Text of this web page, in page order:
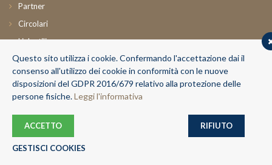
Partner
Circolari
Link utili
News
Contatti
Area riservata
2016-2020 © Copyright Studio Associato Srl | Tutti i diritti riservati |
P.IVA 01261740243 -
Questo sito utilizza i cookie. Confermando l'accettazione dai il
consenso all'utilizzo dei cookie in conformità con le nuove
disposizioni del GDPR 2016/679 relativo alla protezione delle
persone fisiche.Leggi l'informativa
ACCETTO RIFIUTO
GESTISCI COOKIES